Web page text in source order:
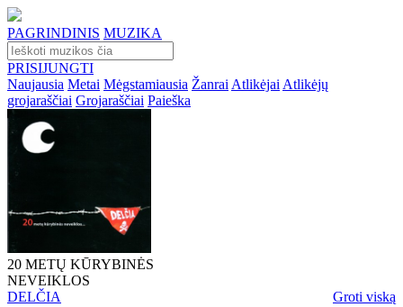
PAGRINDINIS MUZIKA
PRISIJUNGTI
Naujausia Metai Mėgstamiausia Žanrai Atlikėjai Atlikėjų
grojaraščiai Grojaraščiai Paieška
20 METŲ KŪRYBINĖS
NEVEIKLOS
DELČIA
Groti viską